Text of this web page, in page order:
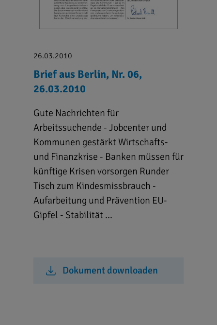
26.03.2010
Brief aus Berlin, Nr. 06,
26.03.2010
Gute Nachrichten für
Arbeitssuchende - Jobcenter und
Kommunen gestärkt Wirtschafts-
und Finanzkrise - Banken müssen für
künftige Krisen vorsorgen Runder
Tisch zum Kindesmissbrauch -
Aufarbeitung und Prävention EU-
Gipfel - Stabilität ...
Dokument downloaden